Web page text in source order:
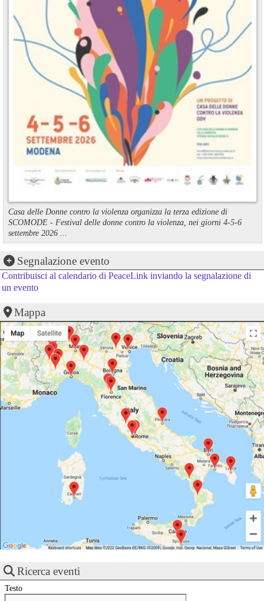
Casa delle Donne contro la violenza organizza la terza edizione di
SCOMODE - Festival delle donne contro la violenza, nei giorni 4-5-6
settembre 2026 ...
Segnalazione evento
Contribuisci al calendario di PeaceLink inviando la segnalazione di
un evento
Mappa
Ricerca eventi
Testo